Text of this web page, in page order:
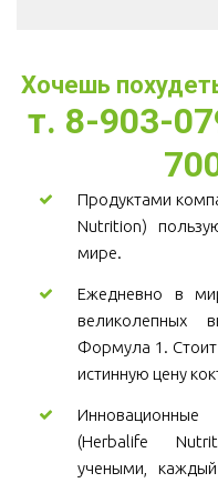
Хочешь
т. 8-903-
Продуктами
Nutrition)
мире.
Ежедневно в
великолепных
Формула 1.
истинную цену
(Herbalife
учеными,